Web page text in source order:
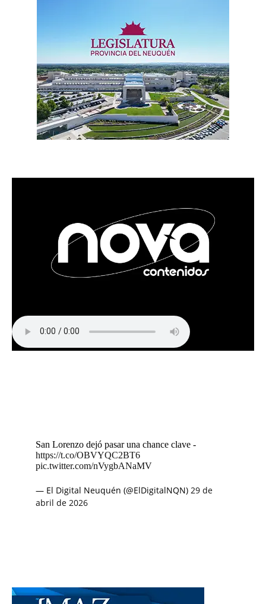
San Lorenzo dejó pasar una chance clave -
https://t.co/OBVYQC2BT6
pic.twitter.com/nVygbANaMV
— El Digital Neuquén (@ElDigitalNQN) 29 de
abril de 2026